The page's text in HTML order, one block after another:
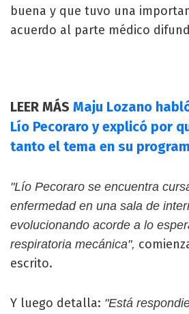
buena y que tuvo una
acuerdo al parte médico
LEER MÁS Maju Lozano
Lío Pecoraro y explicó por
tanto el tema en su
"Lío Pecoraro se encuentra
enfermedad en una sala de
evolucionando acorde a lo
respiratoria mecánica",
escrito.
Y luego detalla: "Está